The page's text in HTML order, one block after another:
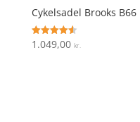
Cykelsadel Brooks
Vurderet
4.6
1.049,00 kr.